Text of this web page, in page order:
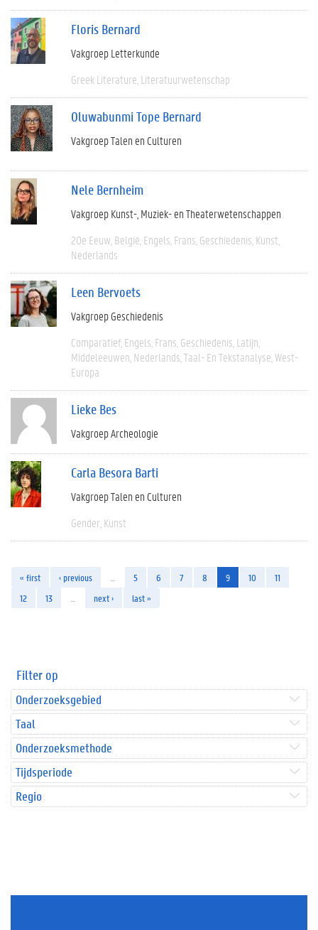
Floris Bernard
Vakgroep Letterkunde
Greek Literature Literatuurwetenschap
Oluwabunmi Tope Bernard
Vakgroep Talen en Culturen
Nele Bernheim
Vakgroep Kunst-, Muziek- en Theaterwetenschappen
20e Eeuw België Engels Frans Geschiedenis Kunst
Nederlands
Leen Bervoets
Vakgroep Geschiedenis
Comparatief Engels Frans Geschiedenis Latijn
Middeleeuwen Nederlands Taal- En Tekstanalyse West-
Europa
Lieke Bes
Vakgroep Archeologie
Carla Besora Barti
Vakgroep Talen en Culturen
Gender Kunst
« first ‹ previous 5 6 7 8 9 10
11
12
13 next › last »
Filter op
Onderzoeksgebied
Taal
Onderzoeksmethode
Tijdsperiode
Regio